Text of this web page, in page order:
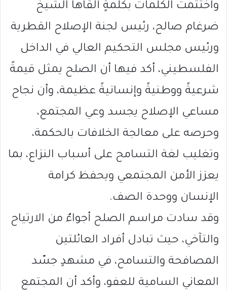
واختُتمت الكلمات بكلمةٍ ألقاها الشيخ
ضرغام صالح، رئيس لجنة الإصلاح القطرية
ورئيس مجلس التحكيم العالي في الداخل
الفلسطيني، أكد فيها أن الصلح يمثل قيمةً
شرعيةً ووطنيةً وإنسانيةً عظيمة، وأن نجاح
مساعي الإصلاح يجسد وعي المجتمع،
وحرصه على معالجة الخلافات بالحكمة،
وتغليب لغة التسامح على أسباب النزاع، بما
يعزز الأمن المجتمعي ويحفظ كرامة
الإنسان ووحدة الصف.
وقد سادت مراسم الصلح أجواءٌ من الارتياح
والتآخي، حيث تبادل أفراد العائلتين
المصافحة والتسامح، في مشهدٍ جسّد
المعاني السامية للعفو، وأكد أن المجتمع